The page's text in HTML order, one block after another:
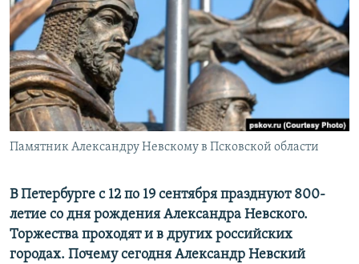
ПОДПИШИТЕСЬ НА РАССЫЛКУ
СОЦИАЛЬНЫЕ СЕТИ
Памятник Александру Невскому в Псковской области
В Петербурге с 12 по 19 сентября празднуют 800-
летие со дня рождения Александра Невского.
Торжества проходят и в других российских
городах. Почему сегодня Александр Невский